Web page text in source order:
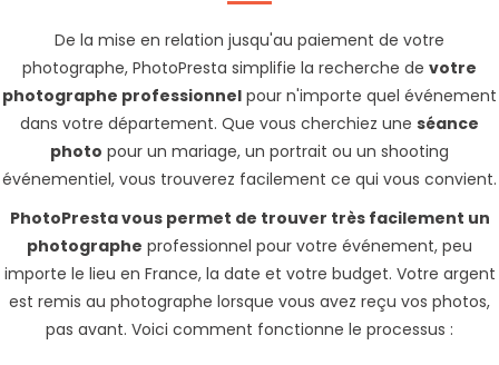
De la mise en relation jusqu'au paiement de votre
photographe, PhotoPresta simplifie la recherche de votre
photographe professionnel pour n'importe quel événement
dans votre département. Que vous cherchiez une séance
photo pour un mariage, un portrait ou un shooting
événementiel, vous trouverez facilement ce qui vous convient.
PhotoPresta vous permet de trouver très facilement un
photographe professionnel pour votre événement, peu
importe le lieu en France, la date et votre budget. Votre argent
est remis au photographe lorsque vous avez reçu vos photos,
pas avant. Voici comment fonctionne le processus :